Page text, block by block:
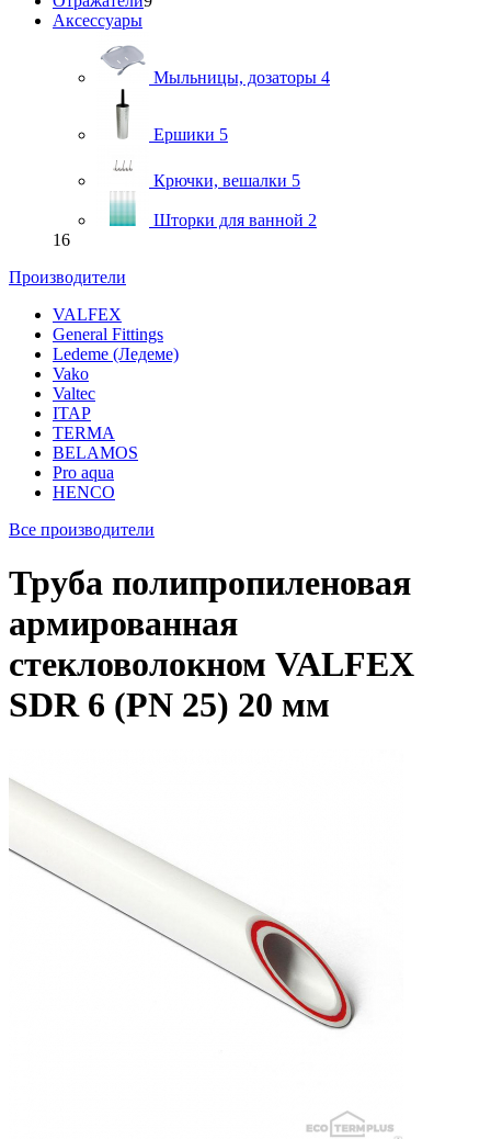
Аксессуары
Мыльницы, дозаторы 4
Ершики 5
Крючки, вешалки 5
Шторки для ванной 2
16
Производители
VALFEX
General Fittings
Ledeme (Ледеме)
Vako
Valtec
ITAP
TERMA
BELAMOS
Pro aqua
HENCO
Все производители
Труба полипропиленовая
армированная
стекловолокном VALFEX
SDR 6 (PN 25) 20 мм